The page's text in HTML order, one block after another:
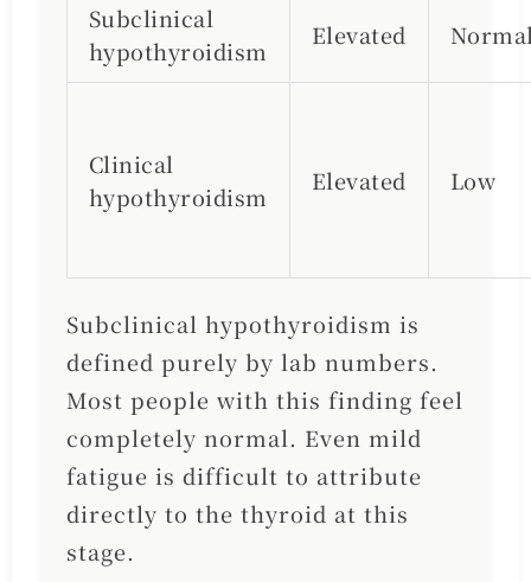
Subclinical
hypothyroidism
Elevated
Clinical
hypothyroidism
Elevated Low
Subclinical hypothyroidism is
defined purely by lab numbers.
Most people with this finding feel
completely normal. Even mild
fatigue is difficult to attribute
directly to the thyroid at this
stage.